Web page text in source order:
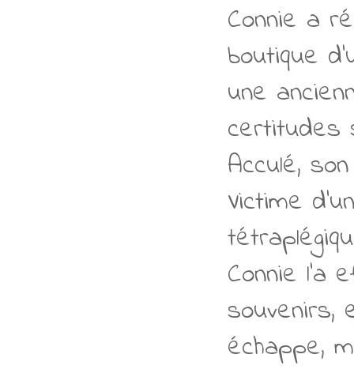
Connie a
boutique
une
certitudes
Acculé,
Victime
Connie
souvenirs,
échappe,